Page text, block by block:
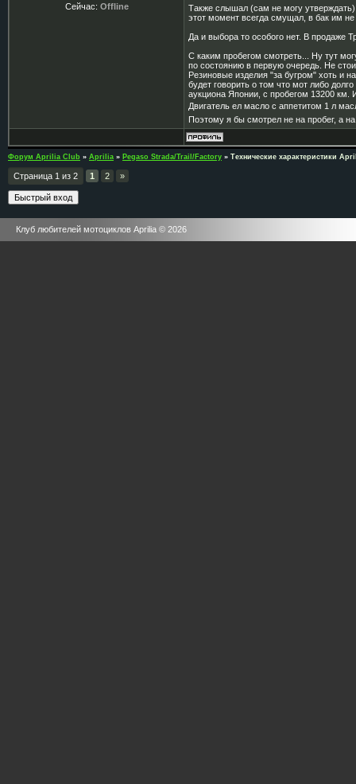
Сейчас: Offline
Также слышал (сам не могу утверждать)
этот момент всегда смущал, в бак им не
Да и выбора то особого нет. В продаже
С каким пробегом смотреть... Ну тут
по состоянию в первую очередь. Не
Резиновые изделия "за бугром" хоть и
будет говорить о том что мот либо
аукциона Японии, с пробегом 13200 км.
Двигатель ел масло с аппетитом 1 л
Поэтому я бы смотрел не на пробег, а
Форум Aprilia Club » Aprilia » Pegaso Strada/Trail/Factory » Технические характеристики
Страница 1 из 2 1 2 »
Клуб любителей мотоциклов Aprilia © 2026